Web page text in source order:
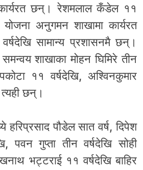
कार्यरत छन्। रेशमलाल कँडेल ११
अनुगमन शाखामा कार्यरत
सामान्य प्रशासनमै छन्।
शाखाका मोहन घिमिरे तीन
११ वर्षदेखि, अश्विनकुमार
छन्।
पौडेल सात वर्ष, दिपेश
पवन गुप्ता तीन वर्षदेखि सोही
भट्टराई ११ वर्षदेखि बाहिर